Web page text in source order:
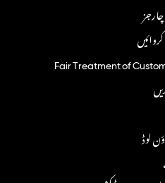
Fair Treatment of
لوڈ